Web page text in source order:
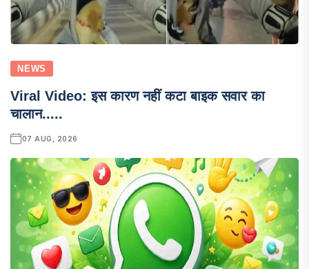
NEWS
Viral Video: इस कारण नहीं कटा बाइक सवार का
चालान.....
07 AUG, 2026